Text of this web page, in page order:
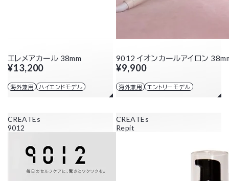
エレメアカール 38mm
¥13,200
海外兼用 ハイエンドモデル
9012 イオンカールアイロン
¥9,900
海外兼用 エントリーモデル
CREATEs
9012
CREATEs
Repit